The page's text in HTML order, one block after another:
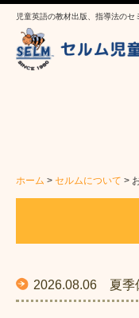
ホーム
お知らせ
セルムの教材
児童英語の教材出版、指導法のセ
ホーム セルムについて
2026.08.06 夏季